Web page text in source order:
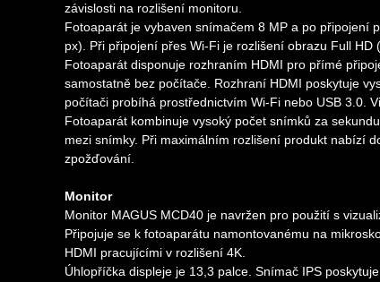
závislosti na rozlišení monitoru.
Fotoaparát je vybaven snímačem 8 MP a po připojení
px). Při připojení přes Wi-Fi je rozlišení obrazu Full HD
Fotoaparát disponuje rozhraním HDMI pro přímé
samostatně bez počítače. Rozhraní HDMI poskytuje
počítači probíhá prostřednictvím Wi-Fi nebo USB 3.0.
Fotoaparát kombinuje vysoký počet snímků za
mezi snímky. Při maximálním rozlišení produkt nabízí
zpožďování.
Monitor
Monitor MAGUS MCD40 je navržen pro použití s
Připojuje se k fotoaparátu namontovanému na
HDMI pracujícími v rozlišení 4K.
Úhlopříčka displeje je 13,3 palce. Snímač IPS